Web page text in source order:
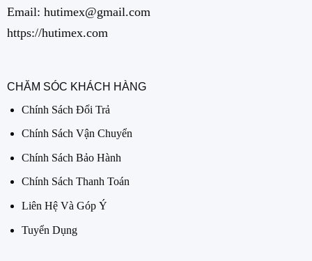
Email: hutimex@gmail.com
https://hutimex.com
CHĂM SÓC KHÁCH HÀNG
Chính Sách Đổi Trả
Chính Sách Vận Chuyển
Chính Sách Bảo Hành
Chính Sách Thanh Toán
Liên Hệ Và Góp Ý
Tuyển Dụng